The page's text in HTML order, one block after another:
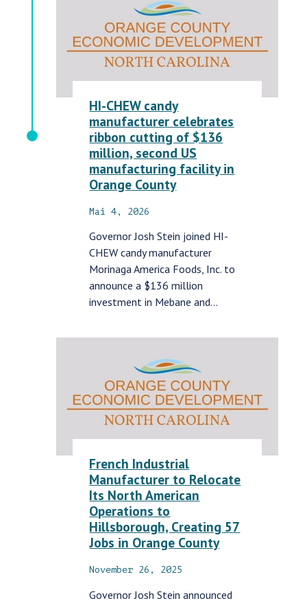
HI-CHEW candy
manufacturer celebrates
ribbon cutting of $136
million, second US
manufacturing facility in
Orange County
Mai 4, 2026
Governor Josh Stein joined HI-
CHEW candy manufacturer
Morinaga America Foods, Inc. to
announce a $136 million
investment in Mebane and…
French Industrial
Manufacturer to Relocate
Its North American
Operations to
Hillsborough, Creating 57
Jobs in Orange County
November 26, 2025
Governor Josh Stein announced